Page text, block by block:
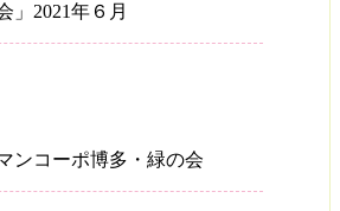
」2021年６月
ンコーポ博多・緑の会